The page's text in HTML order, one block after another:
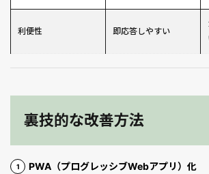
利便性 即応答しやすい
裏技的な改善方法
PWA（プログレッシブWebアプリ）化